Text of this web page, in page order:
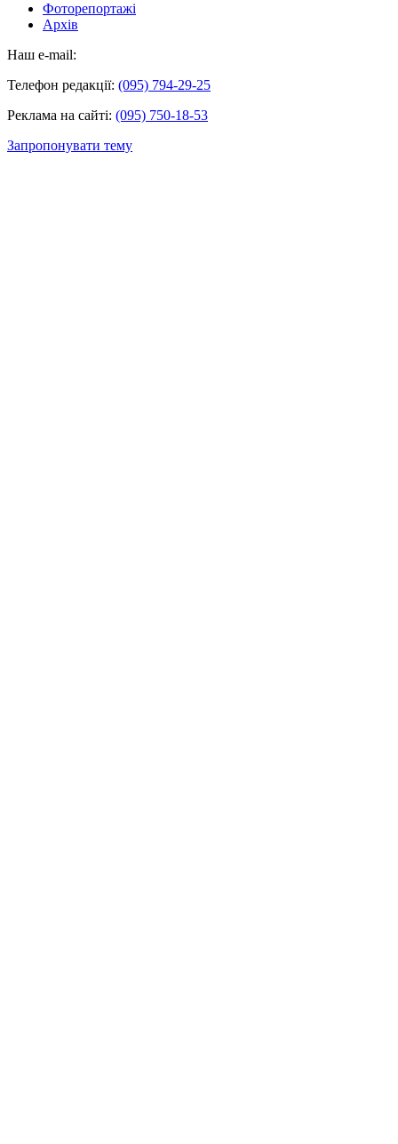
Фоторепортажі
Архів
Наш e-mail:
Телефон редакції: (095) 794-29-25
Реклама на сайті: (095) 750-18-53
Запропонувати тему